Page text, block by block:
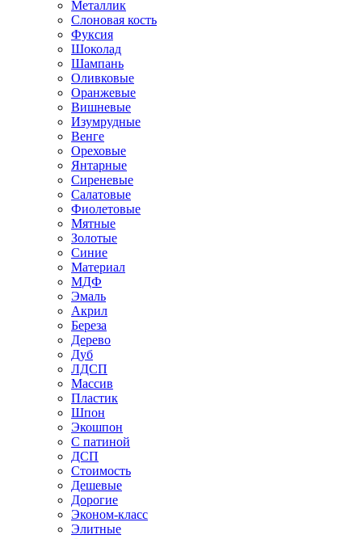
Металлик
Слоновая кость
Фуксия
Шоколад
Шампань
Оливковые
Оранжевые
Вишневые
Изумрудные
Венге
Ореховые
Янтарные
Сиреневые
Салатовые
Фиолетовые
Мятные
Золотые
Синие
Материал
МДФ
Эмаль
Акрил
Береза
Дерево
Дуб
ЛДСП
Массив
Пластик
Шпон
Экошпон
С патиной
ДСП
Стоимость
Дешевые
Дорогие
Эконом-класс
Элитные